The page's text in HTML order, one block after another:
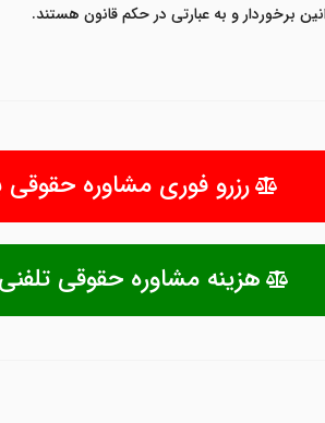
برخوردار و به عبارتی در حکم قانون هستند.
رزرو فوری مشاوره
هزینه مشاوره حقوقی